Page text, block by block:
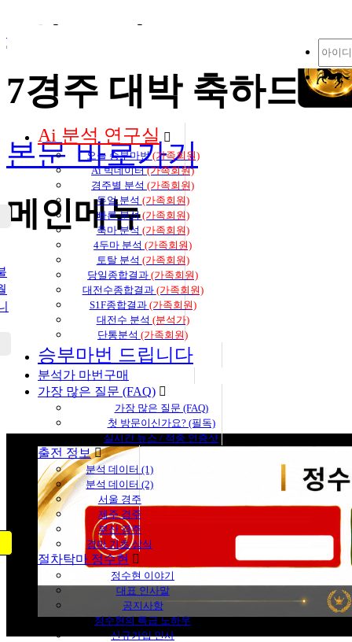
Ai 분석 연구실
오늘 승부마번(가족회원)
Ai 빅데이터(가족회원)
경주별 분석(가족회원)
듀얼 분석 (가족회원)
빠른 분석(가족회원)
축마 분석 (가족회원)
4두마 분석(가족회원)
토탈 분석 (가족회원)
당일종합결과(가족회원)
대전수종합결과 (가족회원)
S1F종합결과 (가족회원)
대전수 분석 (분석가)
단통분석(가족회원)
승부마번 드립니다
분석가 마번구매
가장 많은 질문 (FAQ)
가장 많은 질문 (FAQ)
첫 방문이신가요? (필독)
실시간 뉴스 / 적중 인증샷
출전 정보
분석 데이터 (1)
분석 데이터 (2)
서울 경주
제주 경주
부산 경주
경마 기초 상식
절차탁마 정수현
정수현 이야기
대표 인사말
공지사항
정수현의 특급 노하우
신규가입 인사
4월 25일 (토) (vip
7경주 대박 축하드
본문 바로가기
메인메뉴